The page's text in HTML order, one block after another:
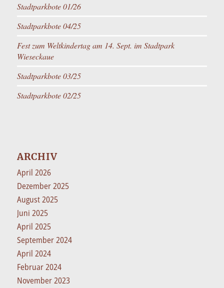
Stadtparkbote 01/26
Stadtparkbote 04/25
Fest zum Weltkindertag am 14. Sept. im Stadtpark
Wieseckaue
Stadtparkbote 03/25
Stadtparkbote 02/25
ARCHIV
April 2026
Dezember 2025
August 2025
Juni 2025
April 2025
September 2024
April 2024
Februar 2024
November 2023